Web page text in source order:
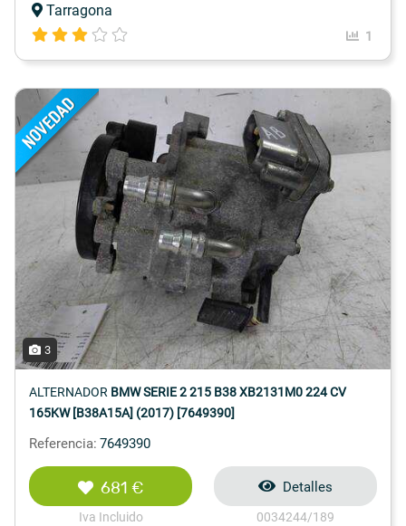
Tarragona
1
3
ALTERNADOR BMW SERIE 2 215 B38 XB2131M0 224 CV
165KW [B38A15A] (2017) [7649390]
Referencia: 7649390
681 €
Iva Incluido
Detalles
0034244/189